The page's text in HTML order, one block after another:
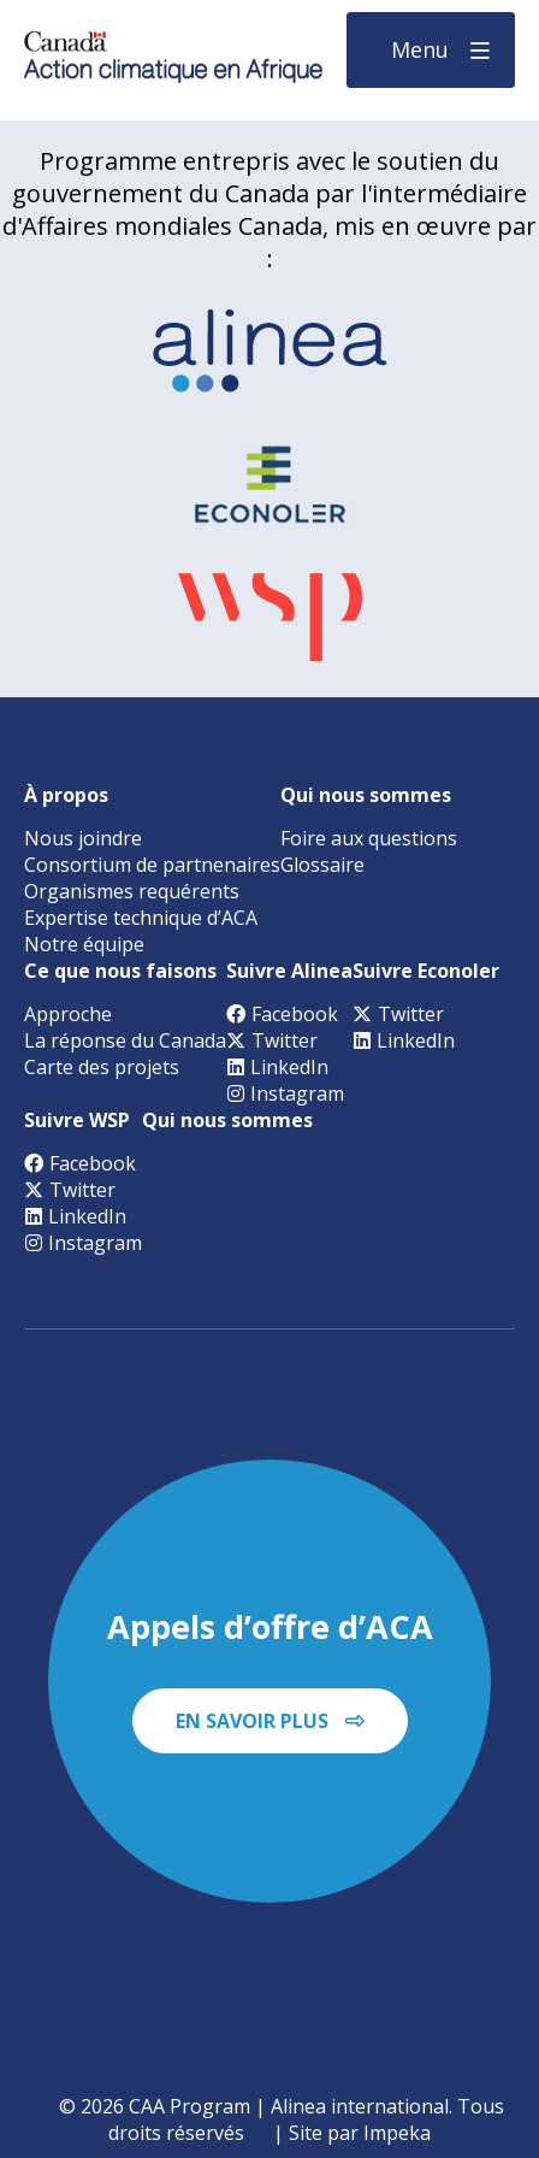
Menu
Programme entrepris avec le soutien du
gouvernement du Canada par l'intermédiaire
d'Affaires mondiales Canada, mis en œuvre par
:
À propos
Nous joindre
Consortium de partnenaires
Organismes requérents
Expertise technique d’ACA
Notre équipe
Qui nous sommes
Foire aux questions
Glossaire
Ce que nous faisons
Approche
La réponse du Canada
Carte des projets
Suivre Alinea
Facebook
Twitter
LinkedIn
Instagram
Suivre Econoler
Twitter
LinkedIn
Suivre WSP
Facebook
Twitter
LinkedIn
Instagram
Qui nous sommes
Appels d’offre d’ACA
EN SAVOIR PLUS
© 2026 CAA Program | Alinea international. Tous
droits réservés
Site par Impeka